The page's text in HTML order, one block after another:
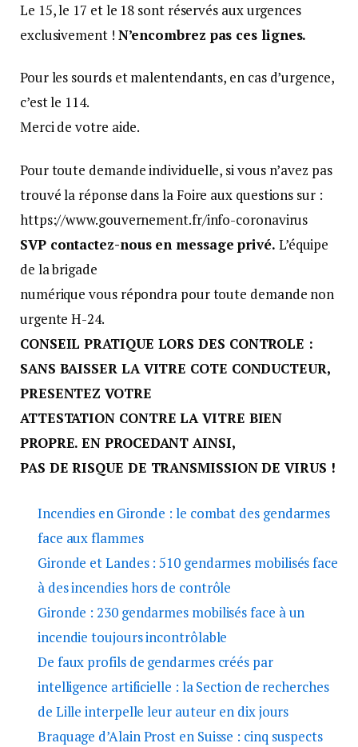
Le 15, le 17 et le 18 sont réservés aux urgences
exclusivement ! N’encombrez pas ces lignes.
Pour les sourds et malentendants, en cas d’urgence,
c’est le 114.
Merci de votre aide.
Pour toute demande individuelle, si vous n’avez pas
trouvé la réponse dans la Foire aux questions sur :
https://www.gouvernement.fr/info-coronavirus
SVP contactez-nous en message privé. L’équipe
de la brigade
numérique vous répondra pour toute demande non
urgente H-24.
CONSEIL PRATIQUE LORS DES CONTROLE :
SANS BAISSER LA VITRE COTE CONDUCTEUR,
PRESENTEZ VOTRE
ATTESTATION CONTRE LA VITRE BIEN
PROPRE. EN PROCEDANT AINSI,
PAS DE RISQUE DE TRANSMISSION DE VIRUS !
Incendies en Gironde : le combat des gendarmes
face aux flammes
Gironde et Landes : 510 gendarmes mobilisés face
à des incendies hors de contrôle
Gironde : 230 gendarmes mobilisés face à un
incendie toujours incontrôlable
De faux profils de gendarmes créés par
intelligence artificielle : la Section de recherches
de Lille interpelle leur auteur en dix jours
Braquage d’Alain Prost en Suisse : cinq suspects